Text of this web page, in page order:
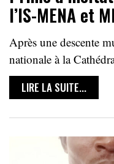
l’IS-MENA et
Après une descente
nationale à la
LIRE LA SUITE...